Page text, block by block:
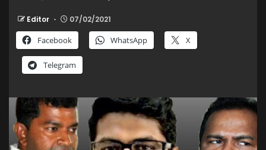
Editor 07/02/2021
Facebook WhatsApp X
Telegram